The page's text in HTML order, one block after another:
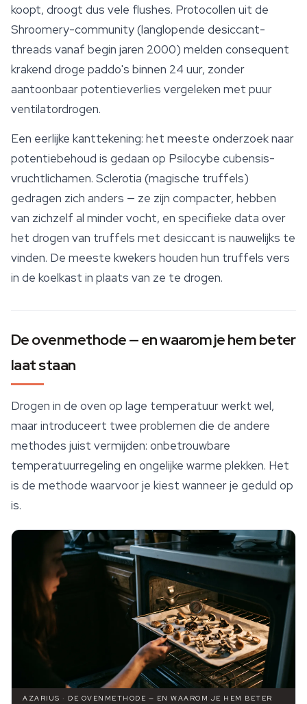
koopt, droogt dus vele flushes. Protocollen uit de
Shroomery-community (langlopende desiccant-
threads vanaf begin jaren 2000) melden consequent
krakend droge paddo's binnen 24 uur, zonder
aantoonbaar potentieverlies vergeleken met puur
ventilatordrogen.
Een eerlijke kanttekening: het meeste onderzoek naar
potentiebehoud is gedaan op Psilocybe cubensis-
vruchtlichamen. Sclerotia (magische truffels)
gedragen zich anders — ze zijn compacter, hebben
van zichzelf al minder vocht, en specifieke data over
het drogen van truffels met desiccant is nauwelijks te
vinden. De meeste kwekers houden hun truffels vers
in de koelkast in plaats van ze te drogen.
De ovenmethode — en waarom je hem beter
laat staan
Drogen in de oven op lage temperatuur werkt wel,
maar introduceert twee problemen die de andere
methodes juist vermijden: onbetrouwbare
temperatuurregeling en ongelijke warme plekken. Het
is de methode waarvoor je kiest wanneer je geduld op
is.
AZARIUS · DE OVENMETHODE — EN WAAROM JE HEM BETER